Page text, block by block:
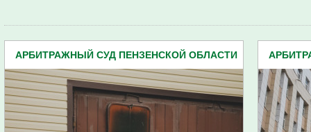
АРБИТРАЖНЫЙ СУД ПЕНЗЕНСКОЙ ОБЛАСТИ